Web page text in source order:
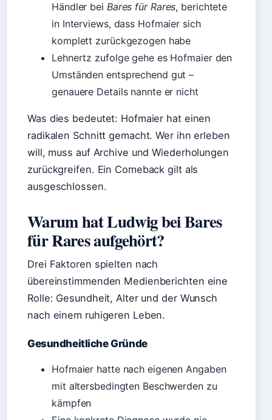
Händler bei Bares für Rares, berichtete
in Interviews, dass Hofmaier sich
komplett zurückgezogen habe
Lehnertz zufolge gehe es Hofmaier den
Umständen entsprechend gut –
genauere Details nannte er nicht
Was dies bedeutet: Hofmaier hat einen
radikalen Schnitt gemacht. Wer ihn erleben
will, muss auf Archive und Wiederholungen
zurückgreifen. Ein Comeback gilt als
ausgeschlossen.
Warum hat Ludwig bei Bares
für Rares aufgehört?
Drei Faktoren spielten nach
übereinstimmenden Medienberichten eine
Rolle: Gesundheit, Alter und der Wunsch
nach einem ruhigeren Leben.
Gesundheitliche Gründe
Hofmaier hatte nach eigenen Angaben
mit altersbedingten Beschwerden zu
kämpfen